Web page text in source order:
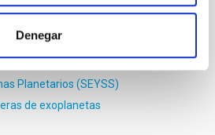
Denegar
comunicación
Planetarios (SEYSS)
de exoplanetas